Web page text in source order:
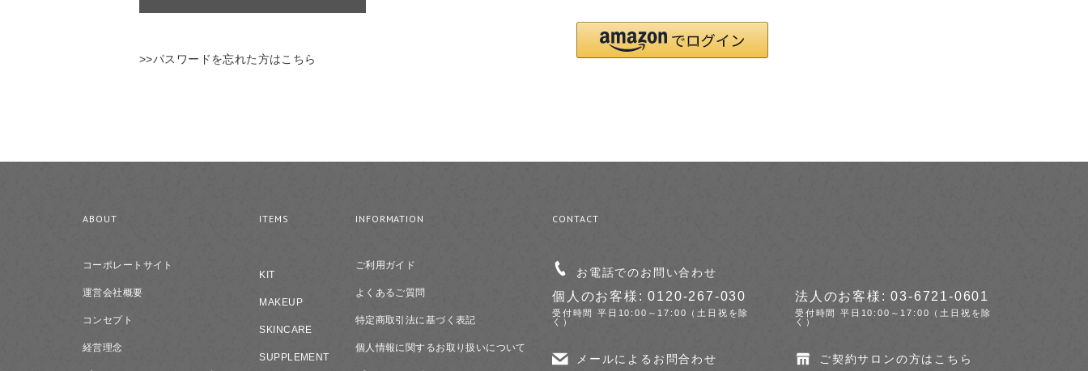
>>パスワードを忘れた方はこちら
ABOUT
コーポレートサイト
運営会社概要
コンセプト
経営理念
ITEMS
KIT
MAKEUP
SKINCARE
SUPPLEMENT
INFORMATION
ご利用ガイド
よくあるご質問
特定商取引法に基づく表記
個人情報に関するお取り扱いについて
CONTACT
お電話でのお問い合わせ
個人のお客様: 0120-267-030
受付時間 平日10:00～17:00（土日祝を除
く）
法人のお客様: 03-6721-0601
受付時間 平日10:00～17:00（土日祝を除
く）
メールによるお問合わせ ご契約サロンの方はこちら